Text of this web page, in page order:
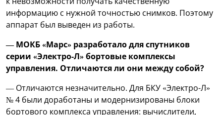
информацию с нужной точностью снимков. Поэтому
аппарат был выведен из работы.
— МОКБ «Марс» разработало для спутников
серии «Электро-Л» бортовые комплексы
управления. Отличаются ли они между собой?
— Отличаются незначительно. Для БКУ «Электро-Л»
№ 4 были доработаны и модернизированы блоки
бортового комплекса управления: вычислители,